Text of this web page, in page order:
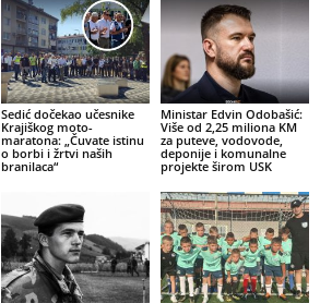
Sedić dočekao učesnike
Krajiškog moto-
maratona: „Čuvate istinu
o borbi i žrtvi naših
branilaca“
Ministar Edvin Odobašić:
Više od 2,25 miliona KM
za puteve, vodovode,
deponije i komunalne
projekte širom USK